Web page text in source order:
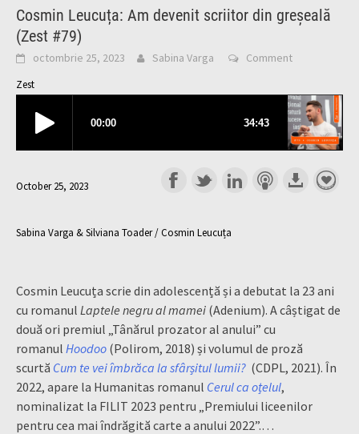
Cosmin Leucuța: Am devenit scriitor din greșeală
(Zest #79)
octombrie 25, 2023 Sabina Varga Comment
Zest
October 25, 2023
Sabina Varga & Silviana Toader / Cosmin Leucuța
Cosmin Leucuța scrie din adolescență și a debutat la 23 ani
cu romanul Laptele negru al mamei (Adenium). A câștigat de
două ori premiul „Tânărul prozator al anului” cu
romanul Hoodoo (Polirom, 2018) și volumul de proză
scurtă Cum te vei îmbrăca la sfârșitul lumii? (CDPL, 2021). În
2022, apare la Humanitas romanul Cerul ca oțelul,
nominalizat la FILIT 2023 pentru „Premiului liceenilor
pentru cea mai îndrăgită carte a anului 2022”.…